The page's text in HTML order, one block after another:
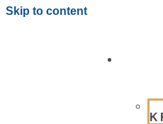
Skip to content